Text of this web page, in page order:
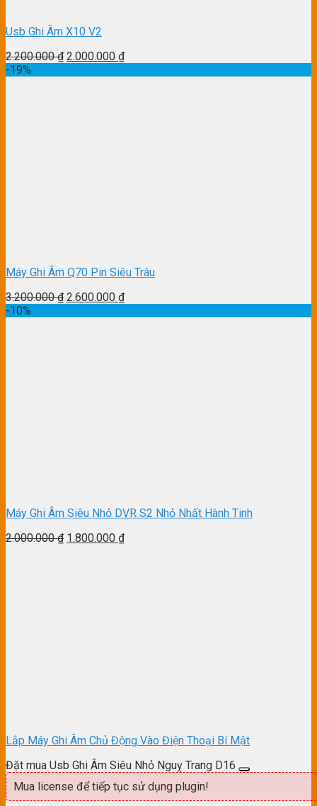
Usb Ghi Âm X10 V2
2.200.000₫ 2.000.000 ₫
-19%
Máy Ghi Âm Q70 Pin Siêu Trâu
3.200.000₫ 2.600.000 ₫
-10%
Máy Ghi Âm Siêu Nhỏ DVR S2 Nhỏ Nhất Hành Tinh
2.000.000₫ 1.800.000 ₫
Lắp Máy Ghi Âm Chủ Động Vào Điện Thoại Bí Mật
Đặt mua Usb Ghi Âm Siêu Nhỏ Nguỵ Trang D16
Mua license để tiếp tục sử dụng plugin!